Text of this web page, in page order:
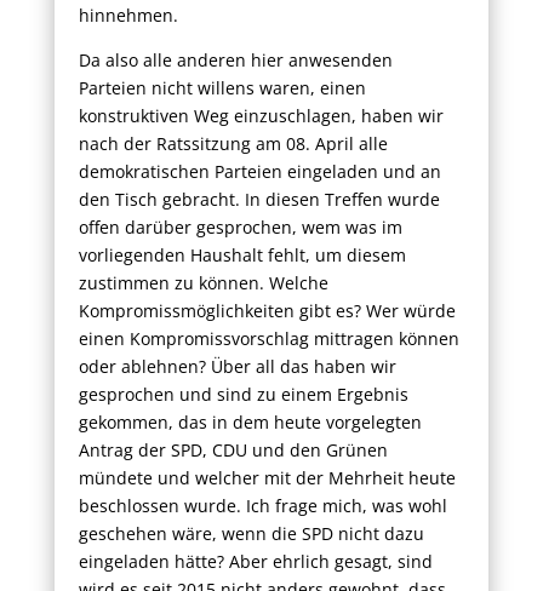
hinnehmen.
Da also alle anderen hier anwesenden
Parteien nicht willens waren, einen
konstruktiven Weg einzuschlagen, haben wir
nach der Ratssitzung am 08. April alle
demokratischen Parteien eingeladen und an
den Tisch gebracht. In diesen Treffen wurde
offen darüber gesprochen, wem was im
vorliegenden Haushalt fehlt, um diesem
zustimmen zu können. Welche
Kompromissmöglichkeiten gibt es? Wer würde
einen Kompromissvorschlag mittragen können
oder ablehnen? Über all das haben wir
gesprochen und sind zu einem Ergebnis
gekommen, das in dem heute vorgelegten
Antrag der SPD, CDU und den Grünen
mündete und welcher mit der Mehrheit heute
beschlossen wurde. Ich frage mich, was wohl
geschehen wäre, wenn die SPD nicht dazu
eingeladen hätte? Aber ehrlich gesagt, sind